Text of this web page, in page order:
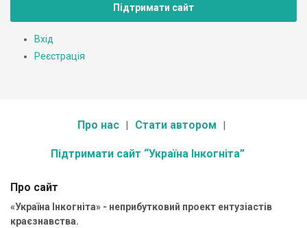
Підтримати сайт
Вхід
Реєстрація
Про нас Стати автором
Підтримати сайт “Україна Інкогніта”
Про сайт
«Україна Інкогніта» - неприбутковий проект ентузіастів
краєзнавства.